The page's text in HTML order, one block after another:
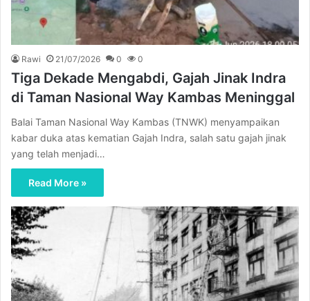
Rawi 21/07/2026 0 0
Tiga Dekade Mengabdi, Gajah Jinak Indra
di Taman Nasional Way Kambas Meninggal
Balai Taman Nasional Way Kambas (TNWK) menyampaikan
kabar duka atas kematian Gajah Indra, salah satu gajah jinak
yang telah menjadi…
Read More »